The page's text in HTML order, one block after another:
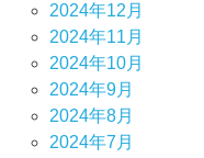
2024年12月
2024年11月
2024年10月
2024年9月
2024年8月
2024年7月